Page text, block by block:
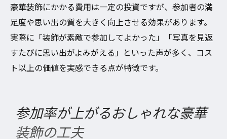
豪華装飾にかかる費用は一定の投資ですが、参加者の満
足度や思い出の質を大きく向上させる効果があります。
実際に「装飾が素敵で参加してよかった」「写真を見返
すたびに思い出がよみがえる」といった声が多く、コス
ト以上の価値を実感できる点が特徴です。
参加率が上がるおしゃれな豪華
装飾の工夫